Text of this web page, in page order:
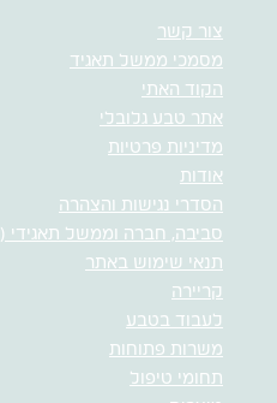
צור קשר
מסמכי ממשל תאגיד
הקוד האתי
אתר טבע גלובלי
מדיניות פרטיות
אודות
הסדרי נגישות והצהרה
סביבה, חברה וממשל תאגידי (ESG)
תנאי שימוש באתר
קריירה
לעבוד בטבע
משרות פתוחות
תחומי טיפול